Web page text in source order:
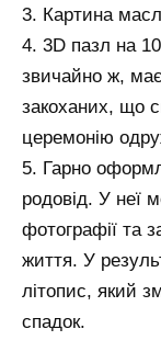
3. Картина
4. 3D пазл на
звичайно ж,
закоханих, що
церемонію
5. Гарно
родовід. У неї
фотографії та
життя. У
літопис, який
спадок.